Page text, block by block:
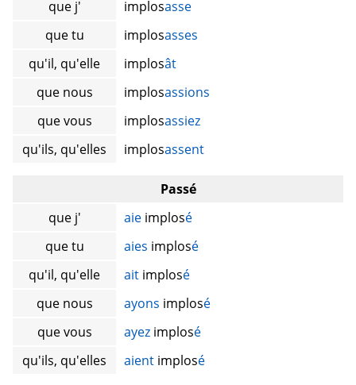
que j'
implosasse
que tu
implosasses
qu'il, qu'elle
implosât
que nous
implosassions
que vous
implosassiez
qu'ils, qu'elles
implosassent
Passé
que j'
aie implosé
que tu
aies implosé
qu'il, qu'elle
ait implosé
que nous
ayons implosé
que vous
ayez implosé
qu'ils, qu'elles
aient implosé